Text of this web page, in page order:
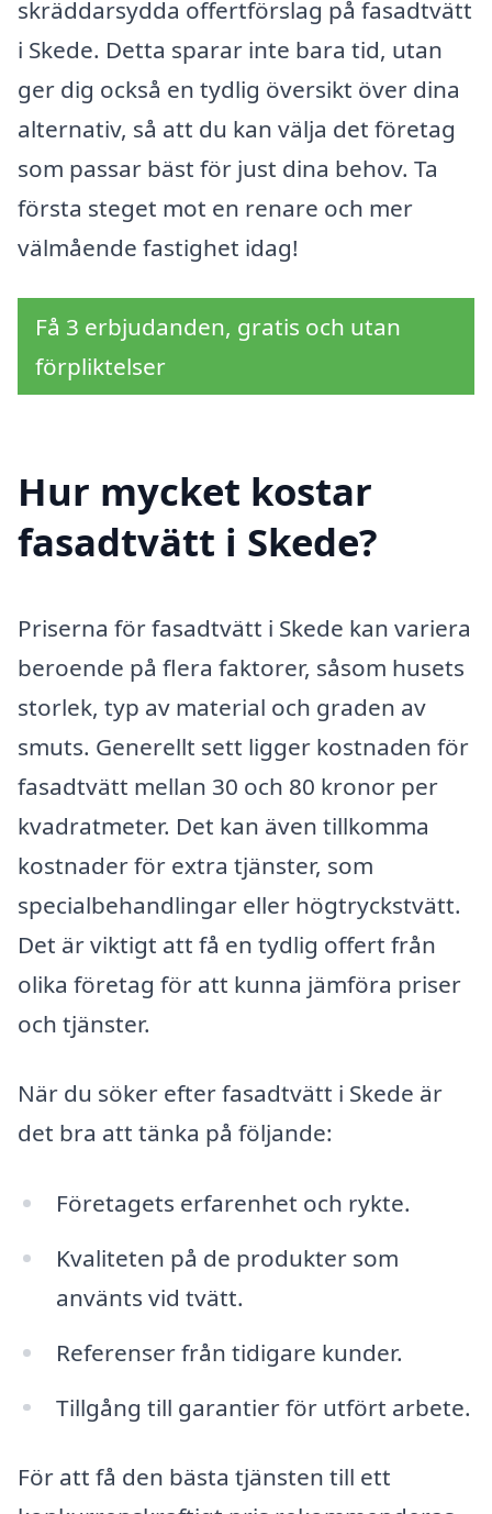
skräddarsydda offertförslag på fasadtvätt
i Skede. Detta sparar inte bara tid, utan
ger dig också en tydlig översikt över dina
alternativ, så att du kan välja det företag
som passar bäst för just dina behov. Ta
första steget mot en renare och mer
välmående fastighet idag!
Få 3 erbjudanden, gratis och utan
förpliktelser
Hur mycket kostar
fasadtvätt i Skede?
Priserna för fasadtvätt i Skede kan variera
beroende på flera faktorer, såsom husets
storlek, typ av material och graden av
smuts. Generellt sett ligger kostnaden för
fasadtvätt mellan 30 och 80 kronor per
kvadratmeter. Det kan även tillkomma
kostnader för extra tjänster, som
specialbehandlingar eller högtryckstvätt.
Det är viktigt att få en tydlig offert från
olika företag för att kunna jämföra priser
och tjänster.
När du söker efter fasadtvätt i Skede är
det bra att tänka på följande:
Företagets erfarenhet och rykte.
Kvaliteten på de produkter som
använts vid tvätt.
Referenser från tidigare kunder.
Tillgång till garantier för utfört arbete.
För att få den bästa tjänsten till ett